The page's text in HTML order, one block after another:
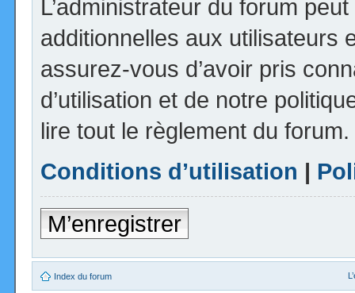
L’administrateur du forum
additionnelles aux utilisateurs
assurez-vous d’avoir pris
d’utilisation et de notre
lire tout le règlement du forum.
Conditions d’utilisation |
M’enregistrer
Index du forum